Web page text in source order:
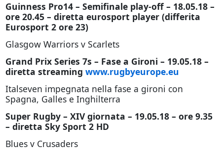
Guinness Pro14 – Semifinale play-off – 18.05.18 –
ore 20.45 – diretta eurosport player (differita
Eurosport 2 ore 23)
Glasgow Warriors v Scarlets
Grand Prix Series 7s – Fase a Gironi – 19.05.18 –
diretta streaming www.rugbyeurope.eu
Italseven impegnata nella fase a gironi con
Spagna, Galles e Inghilterra
Super Rugby – XIV giornata – 19.05.18 – ore 9.35
– diretta Sky Sport 2 HD
Blues v Crusaders